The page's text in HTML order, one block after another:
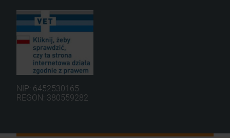
NIP: 6452530165
REGON: 380559282